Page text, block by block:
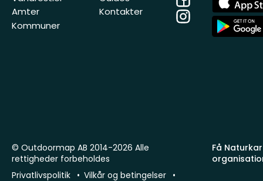
Amter
Kommuner
Kontakter
InstagramStore
App
Store
Få
© Outdoormap AB 2014-2026 Alle
rettigheder forbeholdes
Privatlivspolitik
Vilkår og betingelser